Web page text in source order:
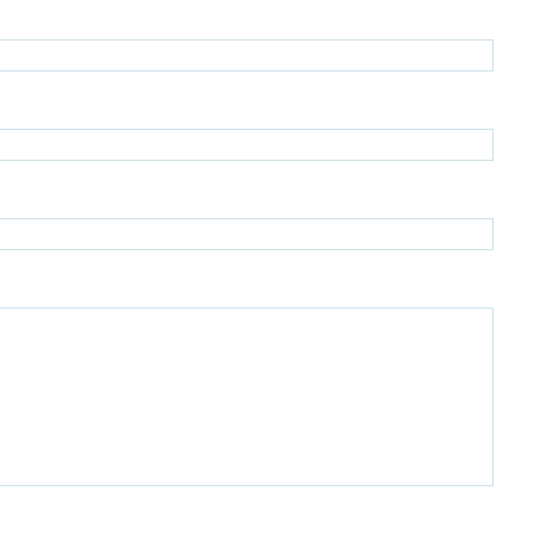
über eigene Zugänge und überdachte
Raum für Hobby, Gäste, Homeoffice oder
Rollläden und Infrarotheizkörper sorgen für
beide Einheiten problemlos zu einer großen
vor Begründung einer Geschäftsbeziehung
entsteht beispielsweise bei der
Anfragen bearbeiten können, die Ihre
und gemäß den Bestimmungen der
und zielgerichteten Vermarktung. Als